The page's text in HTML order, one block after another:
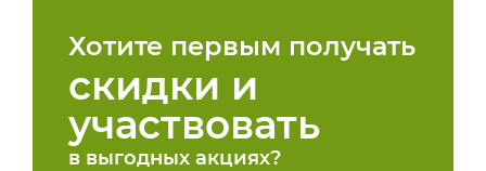
Хотите первым получать
скидки и
участвовать
в выгодных акциях?